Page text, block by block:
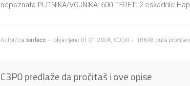
nepoznata PUTNIKA/VOJNIKA: 600 TERET: 2 eskadrile
Autor/ica sarlacc • objavljeno 01.01.2004, 00:00 • 18648 puta
C3P0 predlaže da pročitaš i ove opise